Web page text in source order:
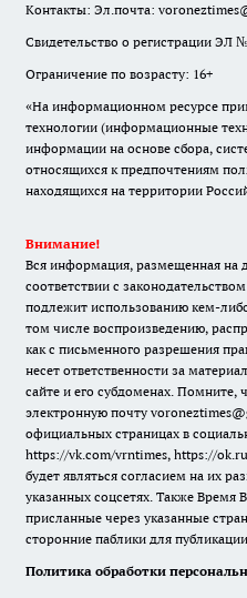
Контакты: Эл.почта:
Свидетельство о регистрации ЭЛ
Ограничение по возрасту: 16+
«На информационном ресурсе
технологии (информационные
информации на основе сбора,
относящихся к предпочтениям
находящихся на территории
Внимание!
Вся информация, размещенная на
соответствии с
подлежит использованию кем-
том числе воспроизведению,
как с письменного разрешения
несет ответственности за
сайте и его субдоменах. Помните,
электронную почту
официальных страницах в
https://vk.com/vrntimes, https://
будет являться согласием на их
указанных соцсетях. Также Время
присланные через указанные
сторонние паблики для
Политика обработки